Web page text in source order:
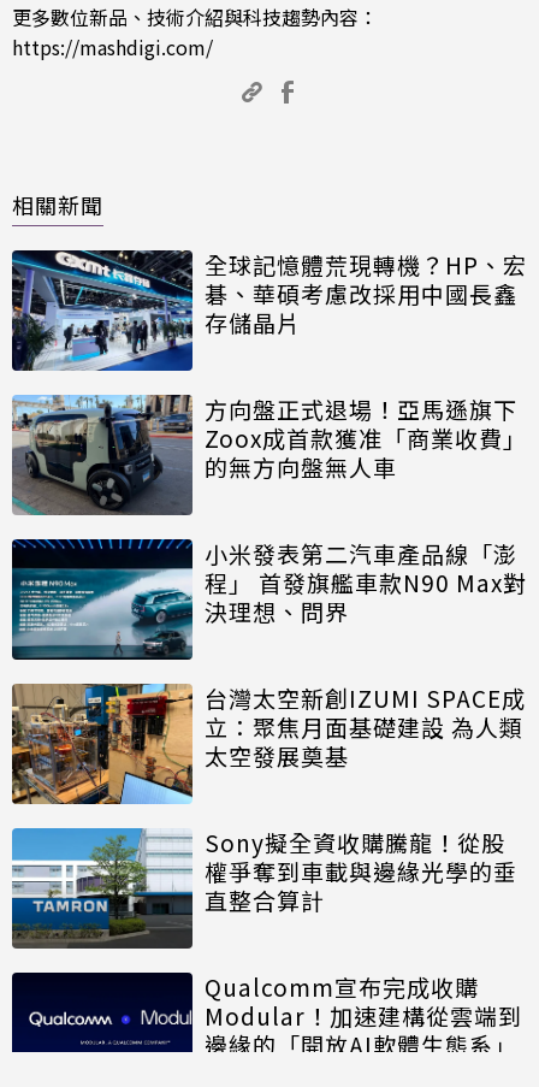
更多數位新品、技術介紹與科技趨勢內容：
https://mashdigi.com/
相關新聞
全球記憶體荒現轉機？HP、宏
碁、華碩考慮改採用中國長鑫
存儲晶片
方向盤正式退場！亞馬遜旗下
Zoox成首款獲准「商業收費」
的無方向盤無人車
小米發表第二汽車產品線「澎
程」 首發旗艦車款N90 Max對
決理想、問界
台灣太空新創IZUMI SPACE成
立：聚焦月面基礎建設 為人類
太空發展奠基
Sony擬全資收購騰龍！從股
權爭奪到車載與邊緣光學的垂
直整合算計
Qualcomm宣布完成收購
Modular！加速建構從雲端到
邊緣的「開放AI軟體生態系」